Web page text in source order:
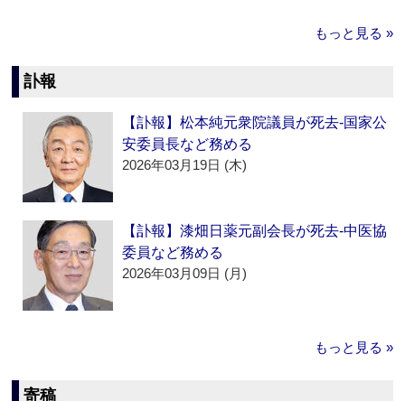
もっと見る »
訃報
【訃報】松本純元衆院議員が死去‐国家公
安委員長など務める
2026年03月19日 (木)
【訃報】漆畑日薬元副会長が死去‐中医協
委員など務める
2026年03月09日 (月)
もっと見る »
寄稿